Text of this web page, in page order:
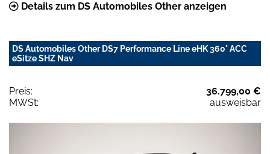
Details zum DS Automobiles Other anzeigen
DS Automobiles Other DS7 Performance Line eHK 360° ACC
eSitze SHZ Nav
Preis:
36.799,00 €
MWSt:
ausweisbar